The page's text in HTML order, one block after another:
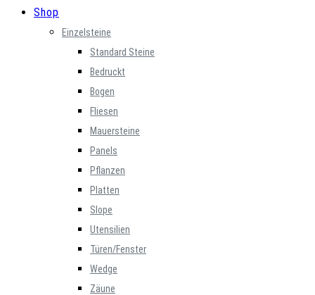
Shop
Einzelsteine
Standard Steine
Bedruckt
Bogen
Fliesen
Mauersteine
Panels
Pflanzen
Platten
Slope
Utensilien
Türen/Fenster
Wedge
Zäune